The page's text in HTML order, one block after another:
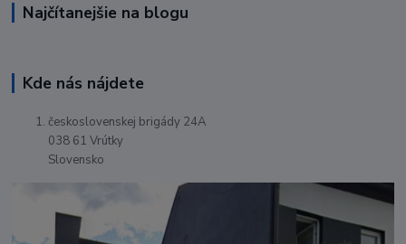
Najčítanejšie na blogu
Kde nás nájdete
československej brigády 24A
038 61 Vrútky
Slovensko